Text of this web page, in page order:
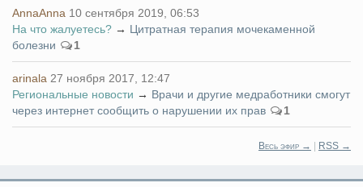
AnnaAnna 10 сентября 2019, 06:53
На что жалуетесь? → Цитратная терапия мочекаменной
болезни
1
arinala 27 ноября 2017, 12:47
Региональные новости → Врачи и другие медработники смогут
через интернет сообщить о нарушении их прав
1
Весь эфир → RSS →